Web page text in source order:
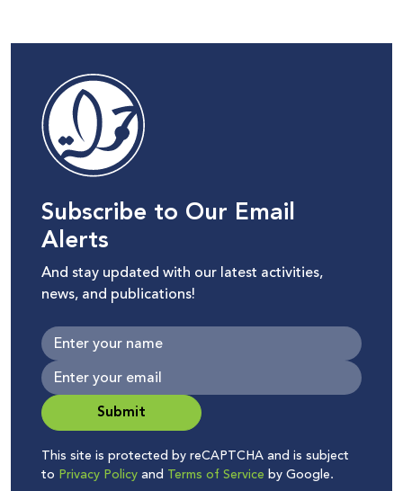
Subscribe to Our Email
Alerts
And stay updated with our latest activities,
news, and publications!
Submit
This site is protected by reCAPTCHA and is subject
to Privacy Policyand Terms of Service by Google.